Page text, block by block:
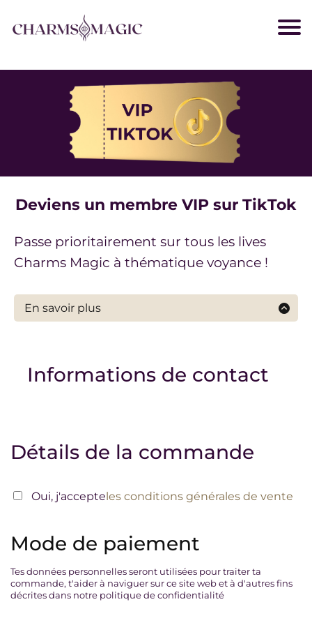
Deviens un membre VIP sur TikTok
Passe prioritairement sur tous les lives
Charms Magic à thématique voyance !
En savoir plus
établissement bancaire ou stripe, ou tu peux
son intégralité.
Informations de contact
Détails de la commande
Oui, j'accepte les conditions générales de vente
Mode de paiement
Tes données personnelles seront utilisées pour traiter ta
commande, t'aider à naviguer sur ce site web et à d'autres fins
décrites dans notre politique de confidentialité